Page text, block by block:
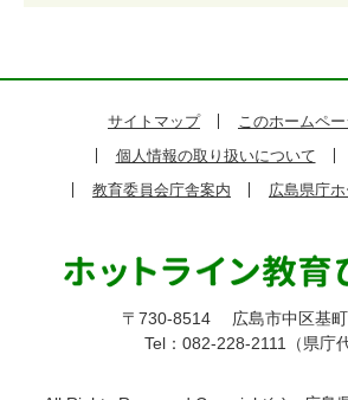
サイトマップ
このホームペ
個人情報の取り扱いについて
教育委員会庁舎案内
広島県庁
〒730-8514
広島市中区基
Tel：082-228-2111（県庁